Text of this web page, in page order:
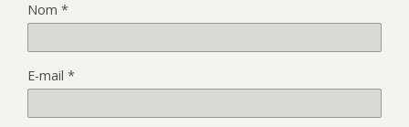
Nom *
E-mail *